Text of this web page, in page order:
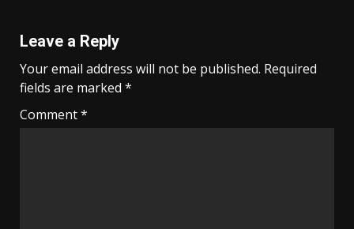
Leave a Reply
Your email address will not be published. Required
fields are marked *
Comment*